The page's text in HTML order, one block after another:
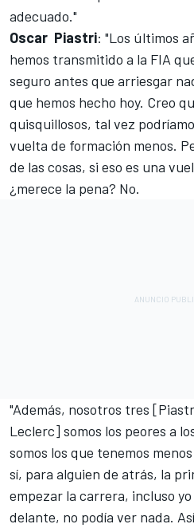
adecuado."
Oscar Piastri: "Los últimos
hemos transmitido a la FIA
seguro antes que arriesgar
que hemos hecho hoy. Creo
quisquillosos, tal vez
vuelta de formación menos.
de las cosas, si eso es una
¿merece la pena? No.
"Además, nosotros tres
Leclerc] somos los peores a
somos los que tenemos
sí, para alguien de atrás, la
empezar la carrera, incluso
delante, no podía ver nada.